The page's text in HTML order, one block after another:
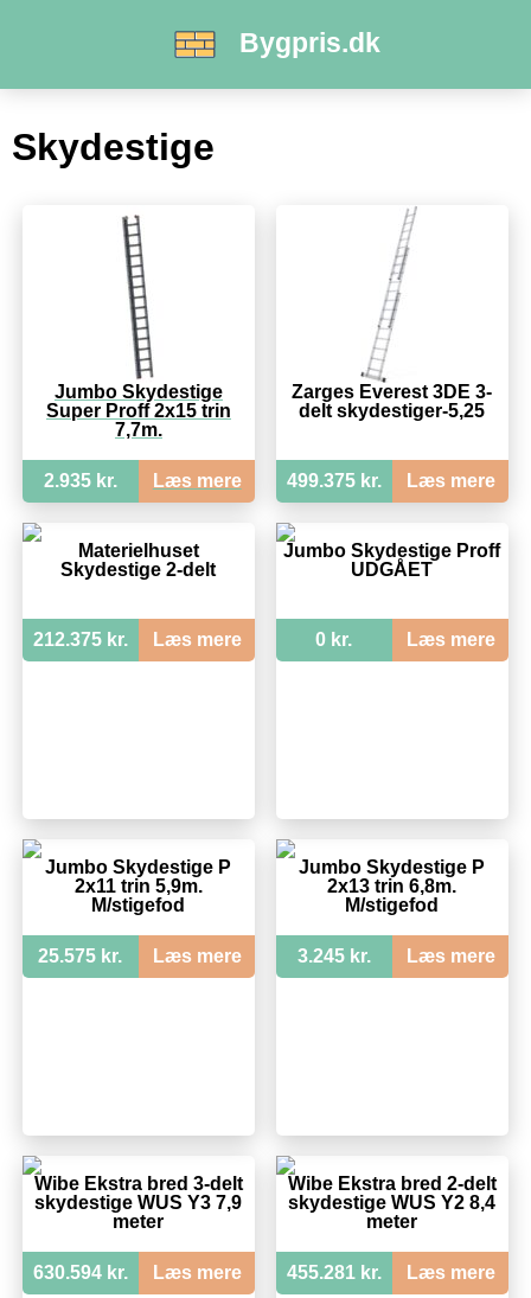
Bygpris.dk
Skydestige
Jumbo Skydestige
Super Proff 2x15 trin
7,7m.
2.935 kr. Læs mere
Zarges Everest 3DE 3-
delt skydestiger-5,25
499.375 kr. Læs mere
Materielhuset
Skydestige 2-delt
212.375 kr. Læs mere
Jumbo Skydestige Proff
UDGÅET
0 kr. Læs mere
Jumbo Skydestige P
2x11 trin 5,9m.
M/stigefod
25.575 kr. Læs mere
Jumbo Skydestige P
2x13 trin 6,8m.
M/stigefod
3.245 kr. Læs mere
Wibe Ekstra bred 3-delt
skydestige WUS Y3 7,9
meter
630.594 kr. Læs mere
Wibe Ekstra bred 2-delt
skydestige WUS Y2 8,4
meter
455.281 kr. Læs mere